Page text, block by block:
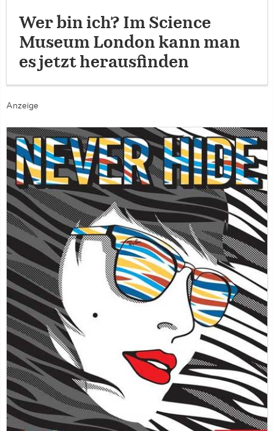
Wer bin ich? Im Science
Museum London kann man
es jetzt herausfinden
Anzeige